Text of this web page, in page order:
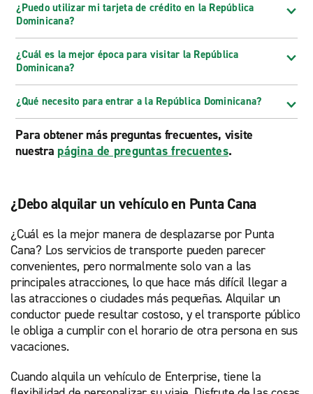
¿Puedo utilizar mi tarjeta de crédito en la República
Dominicana?
¿Cuál es la mejor época para visitar la República
Dominicana?
¿Qué necesito para entrar a la República Dominicana?
Para obtener más preguntas frecuentes, visite
nuestra página de preguntas frecuentes.
¿Debo alquilar un vehículo en Punta Cana
¿Cuál es la mejor manera de desplazarse por Punta
Cana? Los servicios de transporte pueden parecer
convenientes, pero normalmente solo van a las
principales atracciones, lo que hace más difícil llegar a
las atracciones o ciudades más pequeñas. Alquilar un
conductor puede resultar costoso, y el transporte público
le obliga a cumplir con el horario de otra persona en sus
vacaciones.
Cuando alquila un vehículo de Enterprise, tiene la